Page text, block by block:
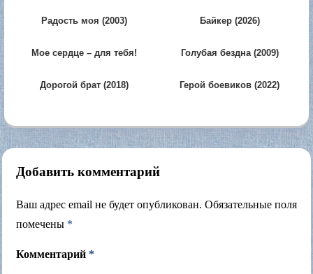
Радость моя (2003) Байкер (2026)
Мое сердце – для тебя!
Голубая бездна (2009)
Дорогой брат (2018) Герой боевиков (2022)
Добавить комментарий
Ваш адрес email не будет опубликован. Обязательные поля
помечены *
Комментарий *